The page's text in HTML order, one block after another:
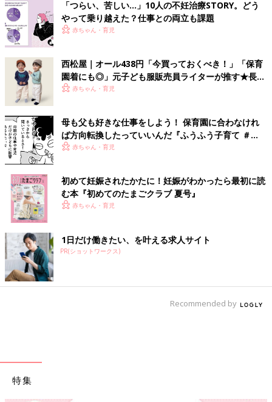
「つらい、苦しい…」10人の不妊治療STORY。どう
やって乗り越えた？仕事との両立も課題
赤ちゃん・育児
西松屋｜オール438円「今買っておくべき！」「保育
園着にも◎」元子ども服販売員ライターが推す★長袖
Tシャツ5選
赤ちゃん・育児
母も父も好きな仕事をしよう！ 保育園に合わなけれ
ば方向転換したっていいんだ『ふうふう子育て ＃
61』赤ちゃん・育児
初めて妊娠されたかたに！妊娠がわかったら最初に読
む本『初めてのたまごクラブ 夏号』
赤ちゃん・育児
1日だけ働きたい、を叶える求人サイト
PR(ショットワークス)
Recommended by
特集